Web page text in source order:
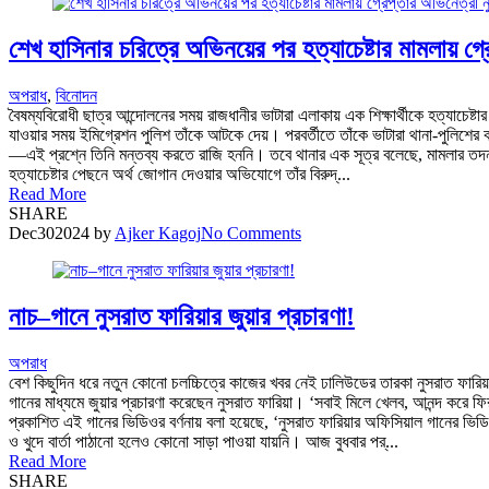
শেখ হাসিনার চরিত্রে অভিনয়ের পর হত্যাচেষ্টার মামলায়
অপরাধ, বিনোদন
বৈষম্যবিরোধী ছাত্র আন্দোলনের সময় রাজধানীর ভাটারা এলাকায় এক শিক্ষার্থীকে
যাওয়ার সময় ইমিগ্রেশন পুলিশ তাঁকে আটকে দেয়। পরবর্তীতে তাঁকে ভাটারা থানা-
—এই প্রশ্নে তিনি মন্তব্য করতে রাজি হননি। তবে থানার এক সূত্র বলেছে, মামলার
হত্যাচেষ্টার পেছনে অর্থ জোগান দেওয়ার অভিযোগে তাঁর বিরুদ্...
Read More
SHARE
Dec302024 by Ajker KagojNo Comments
নাচ–গানে নুসরাত ফারিয়ার জুয়ার প্রচারণা!
অপরাধ
বেশ কিছুদিন ধরে নতুন কোনো চলচ্চিত্রে কাজের খবর নেই ঢালিউডের তারকা নুসরাত
গানের মাধ্যমে জুয়ার প্রচারণা করেছেন নুসরাত ফারিয়া। ‘সবাই মিলে খেলব, আনন্দ করে
প্রকাশিত এই গানের ভিডিওর বর্ণনায় বলা হয়েছে, ‘নুসরাত ফারিয়ার অফিসিয়াল গানের
ও খুদে বার্তা পাঠানো হলেও কোনো সাড়া পাওয়া যায়নি। আজ বুধবার পর্...
Read More
SHARE